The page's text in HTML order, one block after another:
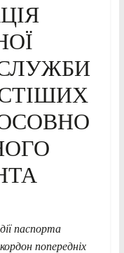
паспорта
попередніх